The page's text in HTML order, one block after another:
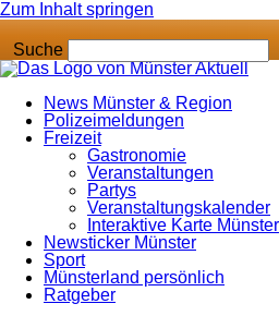
Zum Inhalt springen
Suche
News Münster & Region
Polizeimeldungen
Freizeit
Gastronomie
Veranstaltungen
Partys
Veranstaltungskalender
Interaktive Karte Münster
Newsticker Münster
Sport
Münsterland persönlich
Ratgeber